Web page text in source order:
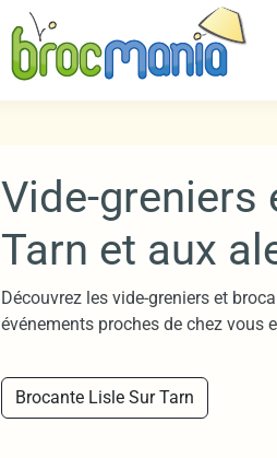
Vide-greniers
Tarn et aux
Découvrez les vide-greniers et
événements proches de chez vous
Brocante Lisle Sur Tarn